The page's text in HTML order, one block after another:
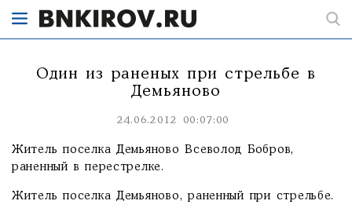
Один из раненых при стрельбе в
Демьяново
24.06.2012 00:07:00
Житель поселка Демьяново Всеволод Бобров,
раненный в перестрелке.
Житель поселка Демьяново, раненный при стрельбе.